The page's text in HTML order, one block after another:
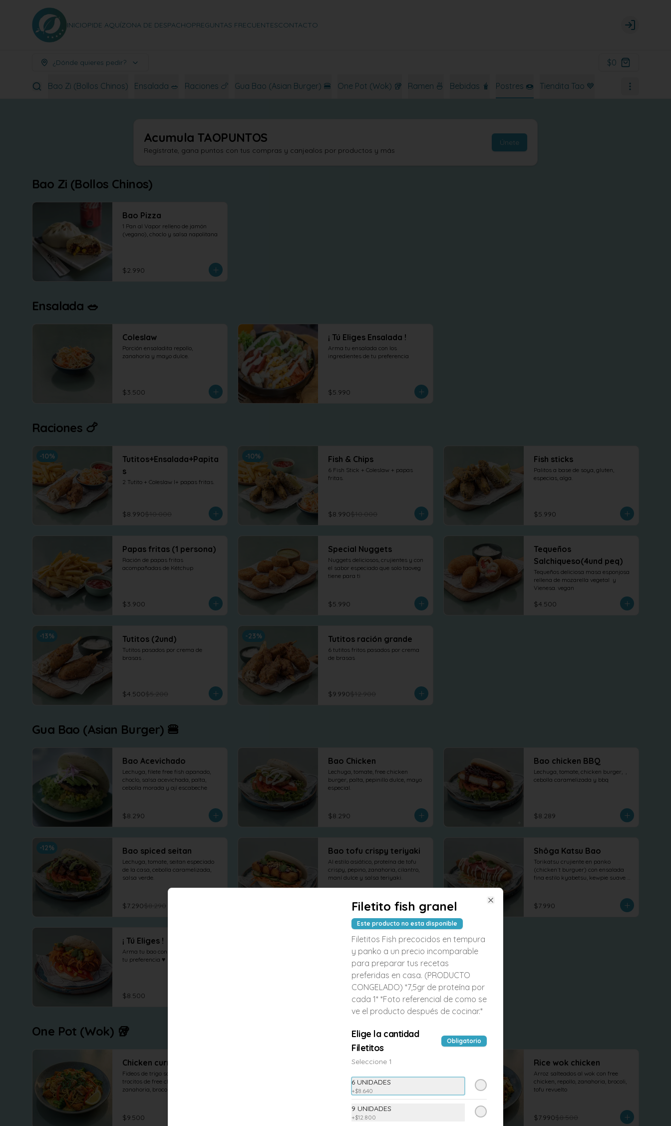
INICIOPIDE AQUÍZONA DE DESPACHOPREGUNTAS FRECUENTESCONTACTO Login
¿Dónde quieres pedir? $0
Bao Zi (Bollos Chinos) Ensalada 🥗 Raciones 🍗 Gua Bao (Asian Burger) 🍔 One Pot (Wok) 🥡 Ramen 🍜 Bebidas 🧋 Postres 🍩 Tiendita Tao 💙
Acumula TAOPUNTOS
Regístrate, gana puntos con tus compras y canjealos por productos y más
Únete
Bao Zi (Bollos Chinos)
Bao Pizza
1 Pan al Vapor relleno de jamón
(vegano), choclo y salsa napolitana
$2.990
Ensalada 🥗
Coleslaw
Porción ensaladita repollo,
zanahoria y mayo dulce.
$3.500
¡ Tú Eliges Ensalada !
Arma tu ensalada con los
ingredientes de tu preferencia
$5.990
Raciones 🍗
-10%
Tutitos+Ensalada+Papita
s
2 Tutito + Coleslaw l+ papas fritas.
$8.990$10.000
-10% Fish & Chips
6 Fish Stick + Coleslaw + papas
fritas.
$8.990$10.000
Fish sticks
Palitos a base de soya, gluten,
especias, alga.
$5.990
Papas fritas (1 persona)
Ración de papas fritas
acompañadas de Kétchup
$3.900
Special Nuggets
Nuggets deliciosos, crujientes y con
el sabor especiado que solo taoveg
tiene para ti
$5.990
Tequeños
Salchiqueso(4und peq)
Tequeños deliciosa masa esponjosa
rellena de mozarella vegetal  y
Vienesa. vegan
$4.500
-13% Tutitos (2und)
Tutitos pasados por crema de
brasas .
$4.500$5.200
-23% Tutitos ración grande
6 tutitos fritos pasados por crema
de brasas
$9.990$12.900
Gua Bao (Asian Burger) 🍔
Bao Acevichado
Lechuga, filete free fish apanado,
choclo, salsa acevichada, palta,
cebolla morada y ají escabeche
$8.290
Bao Chicken
Lechuga, tomate, free chicken
burger, palta, pepinillo dulce, mayo
especial.
$8.290
Bao chicken BBQ
Lechuga, tomate, chicken burger,  ,
cebolla caramelizada y bbq
$8.289
-12% Bao spiced seitan
Lechuga, tomate, seitan especiado
de la casa, cebolla caramelizada,
salsa verde.
$7.290$8.290
Bao tofu crispy teriyaki
Al estilo asiático, proteína de tofu
crispy, pepino, zanahoria, cilantro,
maní dulce y salsa teriyaki.
Shôga Katsu Bao
Torikatsu crujiente en panko
(chicken´t burguer) con ensalada
fina estilo kyabetsu, kewpie suave y
terminado con cilantro fresco.
$7.990
¡ Tú Eliges !
Arma tu bao con los ingredientes de
tu preferencia ♥
$8.500
One Pot (Wok) 🥡
Chicken curry
Fideos de trigo salteados con
trocitos de free chicken, pimenton,
zanahoria, brocoli y cebolla al wok
$9.500
Rice wok Seitan
repollo, zanahoria, brocoli , tofu
$8.500
Rice wok chicken
Arroz salteados al wok con free
chicken, repollo, zanahoria, brocoli,
tofu revuelto
$7.990$8.500
Filetito fish granel
Este producto no esta disponible
Filetitos Fish precocidos en tempura
y panko a un precio incomparable
para preparar tus recetas
preferidas en casa. (PRODUCTO
CONGELADO) *7,5gr de proteína por
cada 1* *Foto referencial de como se
ve el producto después de cocinar.*
Elige la cantidad
Filetitos
Obligatorio
Seleccione 1
6 UNIDADES
+$8.640
9 UNIDADES
+$12.800